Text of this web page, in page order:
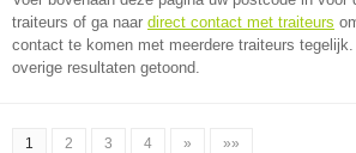
traiteurs of ga naar direct contact met traiteurs
contact te komen met meerdere traiteurs
overige resultaten getoond.
1 2 3 4 » »»